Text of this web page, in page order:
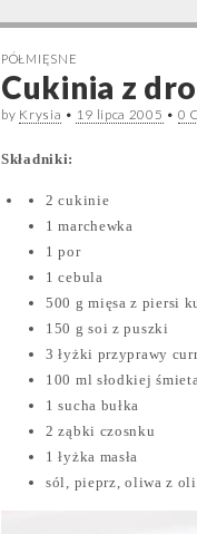
PÓŁMIĘSNE
Cukinia z
by Krysia • 19 lipca 2005 • 0
Składniki:
2 cukinie
1 marchewka
1 por
1 cebula
500 g mięsa z piersi
150 g soi z puszki
3 łyżki przyprawy
100 ml słodkiej
1 sucha bułka
2 ząbki czosnku
1 łyżka masła
sól, pieprz, oliwa z